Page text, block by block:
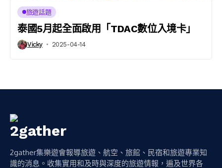
旅遊話題
泰國5月起全面啟用「TDAC數位入境卡」
Vicky 2025-04-14
2gather集樂遊會報導旅遊、航空、旅館、民宿和旅遊專業知
識的消息。收集實用和及時與深度的旅遊情報，遍及世界各